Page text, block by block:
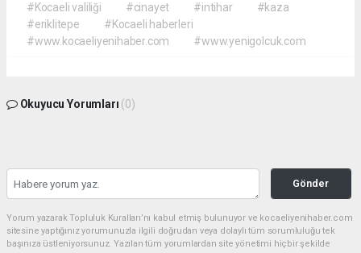
#Kocaeli valiliği
#cinayet #intihar
#kaza
#eriklitepe
#Kocaeli haberleri
#www.kocaeliyenihaber.com
#www.yenigolcuk.com
Okuyucu Yorumları (0)
Gönder
Yorum yazarak Topluluk Kuralları’nı kabul etmiş bulunuyor ve kocaeliyenihaber.com
sitesine yaptığınız yorumunuzla ilgili doğrudan veya dolaylı tüm sorumluluğu tek
başınıza üstleniyorsunuz. Yazılan tüm yorumlardan site yönetimi hiçbir şekilde